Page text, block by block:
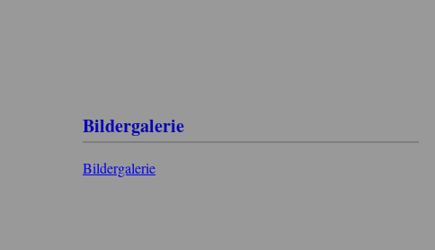
Bildergalerie
Bildergalerie